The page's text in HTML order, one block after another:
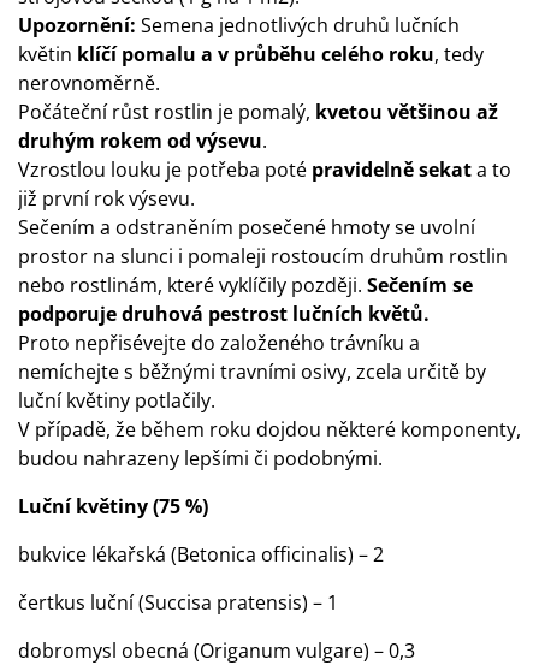
Upozornění: Semena jednotlivých druhů lučních
květin klíčí pomalu a v průběhu celého roku, tedy
nerovnoměrně.
Počáteční růst rostlin je pomalý, kvetou většinou až
druhým rokem od výsevu.
Vzrostlou louku je potřeba poté pravidelně sekata to
již první rok výsevu.
Sečením a odstraněním posečené hmoty se uvolní
prostor na slunci i pomaleji rostoucím druhům rostlin
nebo rostlinám, které vyklíčily později. Sečením se
podporuje druhová pestrost lučních květů.
Proto nepřisévejte do založeného trávníku a
nemíchejte s běžnými travními osivy, zcela určitě by
luční květiny potlačily.
V případě, že během roku dojdou některé komponenty,
budou nahrazeny lepšími či podobnými.
Luční květiny (75 %)
bukvice lékařská (Betonica officinalis) – 2
čertkus luční (Succisa pratensis) – 1
dobromysl obecná (Origanum vulgare) – 0,3